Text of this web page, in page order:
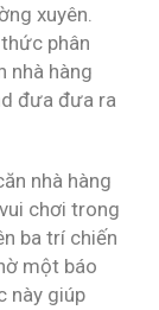
xuyên.
phân
nhà hàng
đưa đưa ra
nhà hàng
chơi trong
ba trí chiến
một báo
này giúp